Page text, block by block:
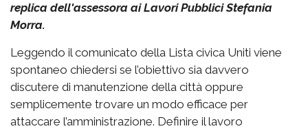
replica dell'assessora ai Lavori Pubblici Stefania
Morra.
Leggendo il comunicato della Lista civica Uniti viene
spontaneo chiedersi se l’obiettivo sia davvero
discutere di manutenzione della città oppure
semplicemente trovare un modo efficace per
attaccare l’amministrazione. Definire il lavoro